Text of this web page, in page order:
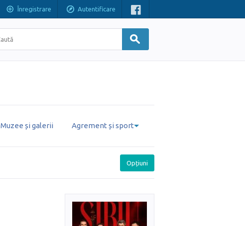
Înregistrare Autentificare
Muzee și galerii Agrement și sport
Opțiuni